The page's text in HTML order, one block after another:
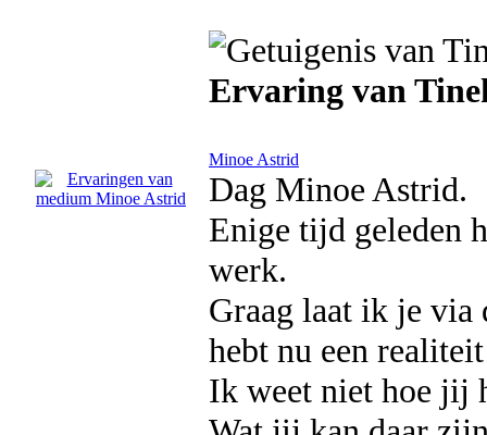
Ervaring van
Minoe Astrid
Dag Minoe Astrid.
Enige tijd geleden
werk.
Graag laat ik je via
hebt nu een
Ik weet niet hoe jij